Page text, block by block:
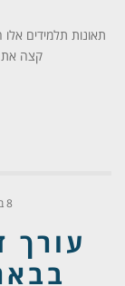
תאונות תלמידים
קצה את
8 ביוני 2020
עורך